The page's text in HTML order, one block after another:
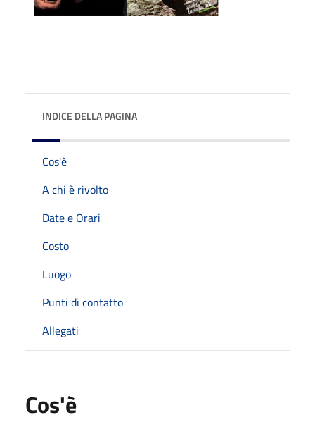
INDICE DELLA PAGINA
Cos'è
A chi è rivolto
Date e Orari
Costo
Luogo
Punti di contatto
Allegati
Cos'è